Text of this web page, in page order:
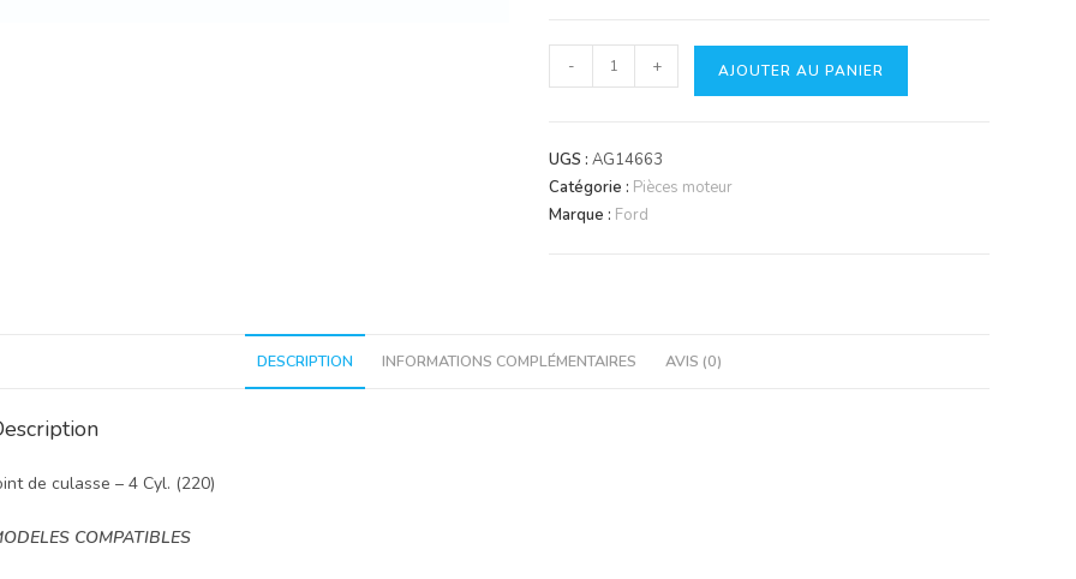
quantité
de
de
culasse
- + AJOUTER AU PANIER
UGS :AG14663
Catégorie : Pièces moteur
Marque : Ford
DESCRIPTION INFORMATIONS COMPLÉMENTAIRES AVIS (0)
de culasse – 4 Cyl. (220)
COMPATIBLES